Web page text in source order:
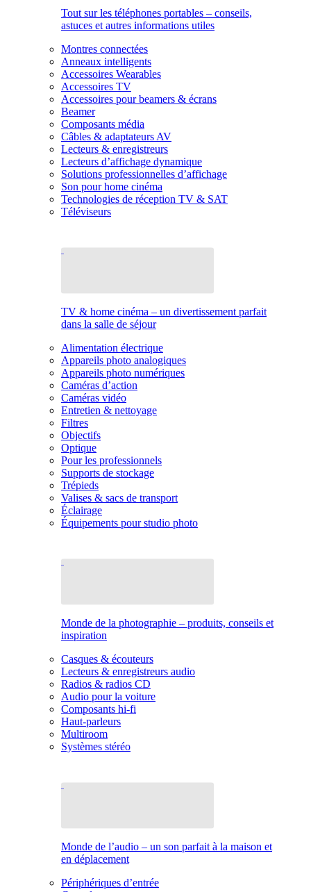
Tout sur les téléphones portables – conseils,
astuces et autres informations utiles
Montres connectées
Anneaux intelligents
Accessoires Wearables
Accessoires TV
Accessoires pour beamers & écrans
Beamer
Composants média
Câbles & adaptateurs AV
Lecteurs & enregistreurs
Lecteurs d’affichage dynamique
Solutions professionnelles d’affichage
Son pour home cinéma
Technologies de réception TV & SAT
Téléviseurs
TV & home cinéma – un divertissement parfait
dans la salle de séjour
Alimentation électrique
Appareils photo analogiques
Appareils photo numériques
Caméras d’action
Caméras vidéo
Entretien & nettoyage
Filtres
Objectifs
Optique
Pour les professionnels
Supports de stockage
Trépieds
Valises & sacs de transport
Éclairage
Équipements pour studio photo
Monde de la photographie – produits, conseils et
inspiration
Casques & écouteurs
Lecteurs & enregistreurs audio
Radios & radios CD
Audio pour la voiture
Composants hi-fi
Haut-parleurs
Multiroom
Systèmes stéréo
Monde de l’audio – un son parfait à la maison et
en déplacement
Périphériques d’entrée